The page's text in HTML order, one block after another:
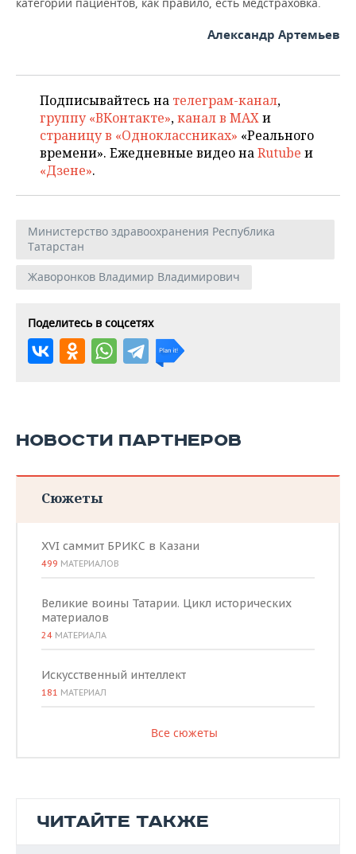
Александр Артемьев
Подписывайтесь на телеграм-канал,
группу «ВКонтакте»,канал в MAXи
страницу в «Одноклассниках» «Реального
времени». Ежедневные видео наRutube и
«Дзене».
Министерство здравоохранения Республика
Татарстан
Жаворонков Владимир Владимирович
Поделитесь в соцсетях
НОВОСТИ ПАРТНЕРОВ
Сюжеты
XVI саммит БРИКС в Казани
499 МАТЕРИАЛОВ
Великие воины Татарии. Цикл исторических
материалов
24 МАТЕРИАЛА
Искусственный интеллект
181 МАТЕРИАЛ
Все сюжеты
ЧИТАЙТЕ ТАКЖЕ